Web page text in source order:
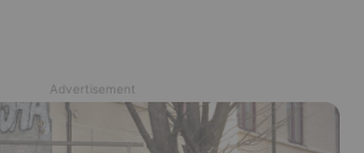
Advertisement